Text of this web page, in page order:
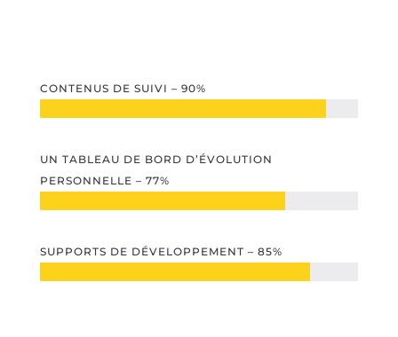
CONTENUS DE SUIVI – 90%
UN TABLEAU DE BORD D’ÉVOLUTION
PERSONNELLE – 77%
SUPPORTS DE DÉVELOPPEMENT – 85%